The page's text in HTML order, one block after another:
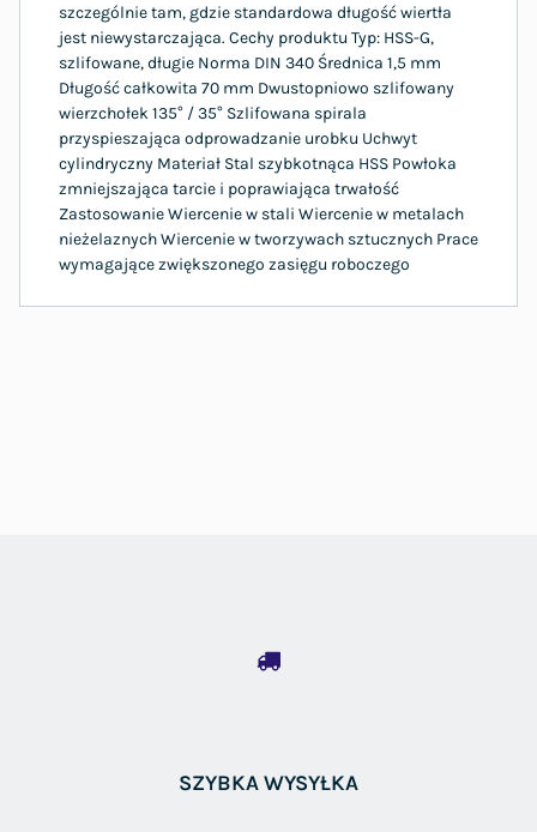
szczególnie tam, gdzie standardowa długość wiertła
jest niewystarczająca. Cechy produktu Typ: HSS-G,
szlifowane, długie Norma DIN 340 Średnica 1,5 mm
Długość całkowita 70 mm Dwustopniowo szlifowany
wierzchołek 135° / 35° Szlifowana spirala
przyspieszająca odprowadzanie urobku Uchwyt
cylindryczny Materiał Stal szybkotnąca HSS Powłoka
zmniejszająca tarcie i poprawiająca trwałość
Zastosowanie Wiercenie w stali Wiercenie w metalach
nieżelaznych Wiercenie w tworzywach sztucznych Prace
wymagające zwiększonego zasięgu roboczego
SZYBKA WYSYŁKA